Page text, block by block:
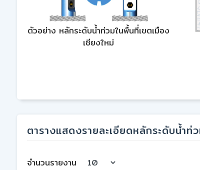
ตัวอย่าง หลักระดับน้ำท่วมในพื้นที่เขตเมือง
เชียงใหม่
ตารางแสดงรายละเอียดหลักระดับน้ำท่
จำนวนรายงาน